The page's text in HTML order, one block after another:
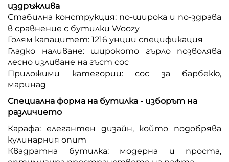
издръжлива
Стабилна конструкция: по-широка и по-здрава
в сравнение с бутилки Woozy
Голям капацитет: 1216 унции спецификация
Гладко наливане: широкото гърло позволява
лесно изливане на гъст сос
Приложими категории: сос за барбекю,
маринад
Специална форма на бутилка - изборът на
различието
Карафа: елегантен дизайн, който подобрява
кулинарния опит
Квадратна бутилка: модерна и проста,